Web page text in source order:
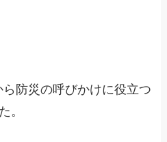
ら防災の呼びかけに役立つ
。